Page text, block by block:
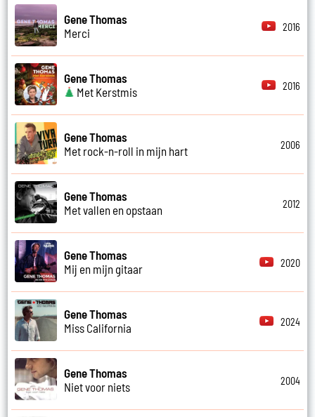
Gene Thomas
Merci
2016
Gene Thomas
Met Kerstmis
2016
Gene Thomas
Met rock-n-roll in mijn hart
2006
Gene Thomas
Met vallen en opstaan
2012
Gene Thomas
Mij en mijn gitaar
2020
Gene Thomas
Miss California
2024
Gene Thomas
Niet voor niets
2004